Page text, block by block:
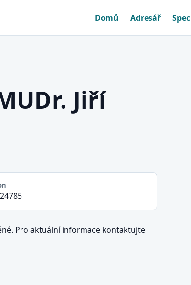
Domů Adresář
Jiří
Pro aktuální informace kontaktujte